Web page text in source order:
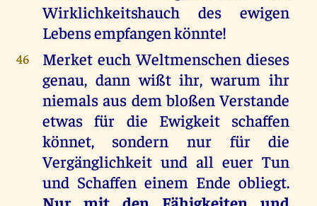
Wirklichkeitshauch des ewigen
Lebens empfangen könnte!
46
Merket euch Weltmenschen dieses
genau, dann wißt ihr, warum ihr
niemals aus dem bloßen Verstande
etwas für die Ewigkeit schaffen
könnet, sondern nur für die
Vergänglichkeit und all euer Tun
und Schaffen einem Ende obliegt.